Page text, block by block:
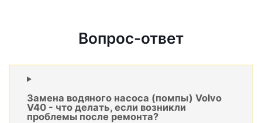
Вопрос-ответ
Замена водяного насоса (помпы) Volvo
V40 - что делать, если возникли
проблемы после ремонта?